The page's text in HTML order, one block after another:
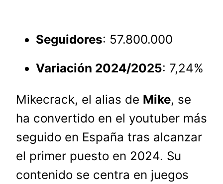
Seguidores: 57.800.000
Variación 2024/2025: 7,24%
Mikecrack, el alias de Mike, se
ha convertido en el youtuber más
seguido en España tras alcanzar
el primer puesto en 2024. Su
contenido se centra en juegos